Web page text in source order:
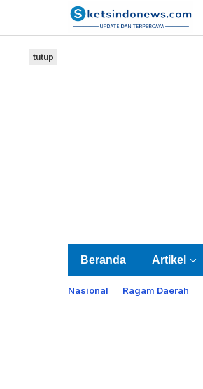
Beranda Artikel
Nasional Ragam Daerah
tutup